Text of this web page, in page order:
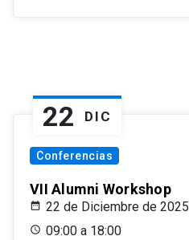
22 DIC
Conferencias
VII Alumni Workshop
22 de Diciembre de 2025
09:00 a 18:00